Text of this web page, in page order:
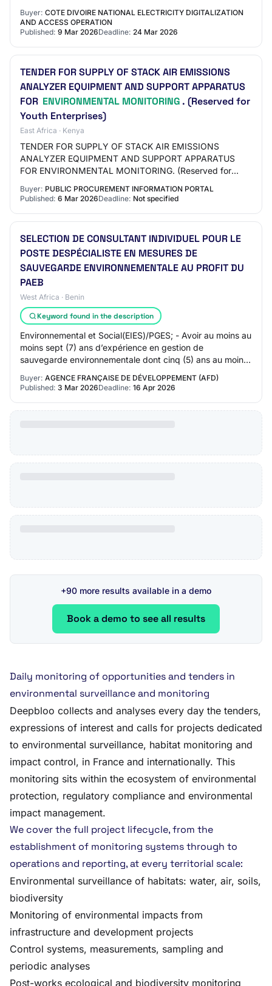
Buyer: COTE DIVOIRE NATIONAL ELECTRICITY DIGITALIZATION
AND ACCESS OPERATION
Published: 9 Mar 2026Deadline: 24 Mar 2026
TENDER FOR SUPPLY OF STACK AIR EMISSIONS
ANALYZER EQUIPMENT AND SUPPORT APPARATUS
FOR ENVIRONMENTAL MONITORING . (Reserved for
Youth Enterprises)
East Africa · Kenya
TENDER FOR SUPPLY OF STACK AIR EMISSIONS
ANALYZER EQUIPMENT AND SUPPORT APPARATUS
FOR ENVIRONMENTAL MONITORING. (Reserved for
OCID ocds-5whusi-…
Buyer: PUBLIC PROCUREMENT INFORMATION PORTAL
Published: 6 Mar 2026Deadline: Not specified
SELECTION DE CONSULTANT INDIVIDUEL POUR LE
POSTE DESPÉCIALISTE EN MESURES DE
SAUVEGARDE ENVIRONNEMENTALE AU PROFIT DU
PAEB
West Africa · Benin
Keyword found in the description
Environnemental et Social(EIES)/PGES; - Avoir au moins au
moins sept (7) ans d’expérience en gestion de
sauvegarde environnementale dont cinq (5) ans au moins
dans la gestion des programmes de suivi…
Buyer: AGENCE FRANÇAISE DE DÉVELOPPEMENT (AFD)
Published: 3 Mar 2026Deadline: 16 Apr 2026
+90 more results available in a demo
Book a demo to see all results
Daily monitoring of opportunities and tenders in
environmental surveillance and monitoring
Deepbloo collects and analyses every day the tenders,
expressions of interest and calls for projects dedicated
to environmental surveillance, habitat monitoring and
impact control, in France and internationally. This
monitoring sits within the ecosystem of environmental
protection, regulatory compliance and environmental
impact management.
We cover the full project lifecycle, from the
establishment of monitoring systems through to
operations and reporting, at every territorial scale:
Environmental surveillance of habitats: water, air, soils,
biodiversity
Monitoring of environmental impacts from
infrastructure and development projects
Control systems, measurements, sampling and
periodic analyses
Post-works ecological and biodiversity monitoring